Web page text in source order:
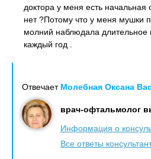
доктора у меня есть начальная
нет ?Потому что у меня мушки
молний наблюдала
каждый год .
Отвечает Молебная Оксана
врач-офтальмолог
Информация о
Все ответы